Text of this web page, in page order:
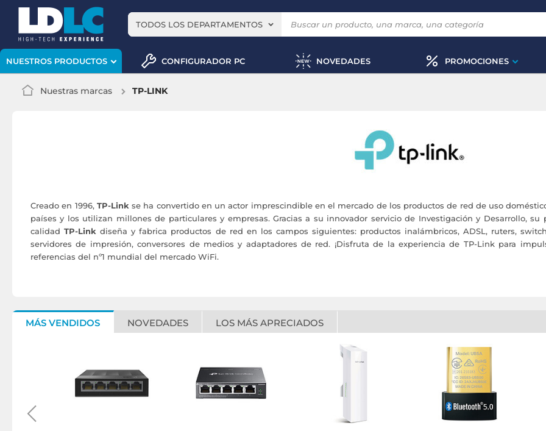
TODOS LOS DEPARTAMENTOS
NUESTROS PRODUCTOS CONFIGURADOR PC NOVEDADES PROMOCIONES
Nuestras marcas TP-LINK
Creado en 1996, TP-Linkse ha convertido en un actor imprescindible en el mercado de los productos de red de uso
países y los utilizan millones de particulares y empresas. Gracias a su innovador servicio de Investigación y Desarrollo,
calidadTP-Link diseña y fabrica productos de red en los campos siguientes: productos inalámbricos, ADSL, ruters,
servidores de impresión, conversores de medios y adaptadores de red. ¡Disfruta de la experiencia de TP-Link para
referencias del nº1 mundial del mercado WiFi.
MÁS VENDIDOS NOVEDADES LOS MÁS APRECIADOS